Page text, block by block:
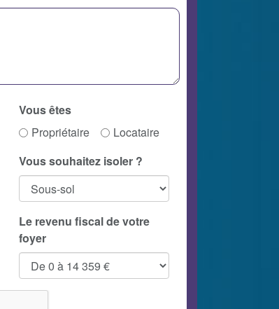
Vous êtes
Propriétaire
Locataire
Vous souhaitez isoler ?
Le revenu fiscal de votre
foyer